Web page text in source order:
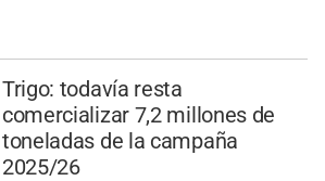
Trigo: todavía resta
comercializar 7,2 millones de
toneladas de la campaña
2025/26